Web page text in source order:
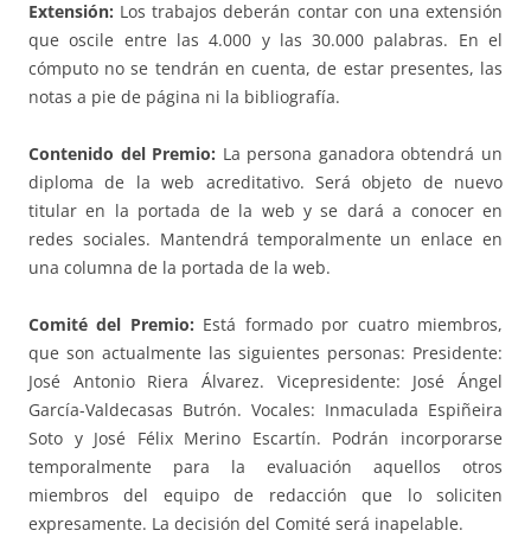
Extensión: Los trabajos deberán contar con una extensión
que oscile entre las 4.000 y las 30.000 palabras. En el
cómputo no se tendrán en cuenta, de estar presentes, las
notas a pie de página ni la bibliografía.
Contenido del Premio: La persona ganadora obtendrá un
diploma de la web acreditativo. Será objeto de nuevo
titular en la portada de la web y se dará a conocer en
redes sociales. Mantendrá temporalmente un enlace en
una columna de la portada de la web.
Comité del Premio: Está formado por cuatro miembros,
que son actualmente las siguientes personas: Presidente:
José Antonio Riera Álvarez. Vicepresidente: José Ángel
García-Valdecasas Butrón. Vocales: Inmaculada Espiñeira
Soto y José Félix Merino Escartín. Podrán incorporarse
temporalmente para la evaluación aquellos otros
miembros del equipo de redacción que lo soliciten
expresamente. La decisión del Comité será inapelable.